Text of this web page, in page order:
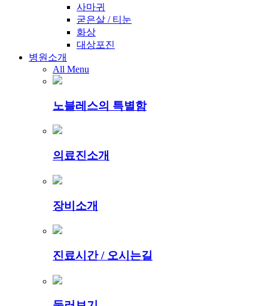
사마귀
굳은살 / 티눈
화상
대상포진
병원소개
All Menu
노블레스의 특별함
의료진소개
장비소개
진료시간 / 오시는길